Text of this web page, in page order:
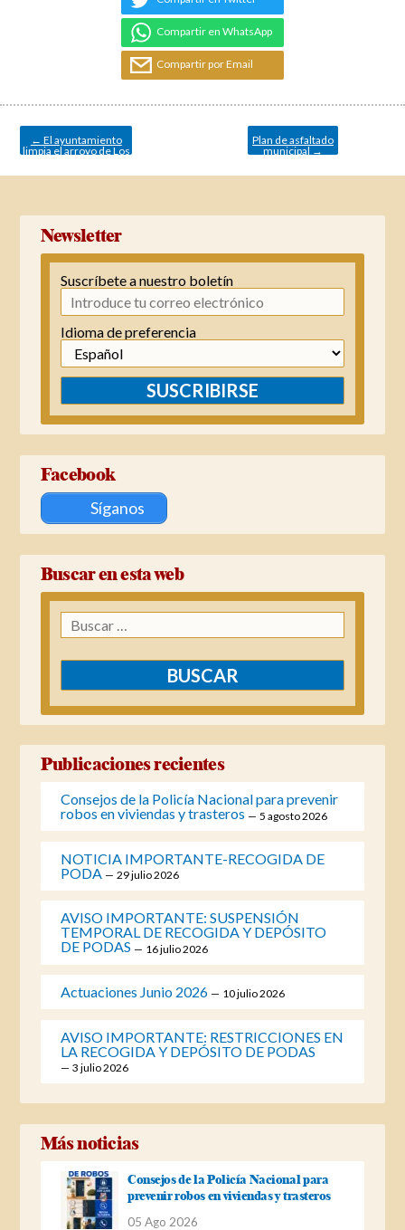
Compartir en WhatsApp
Compartir por Email
Navegación
entradas
← El ayuntamiento
limpia el arroyo de Los
Plan de asfaltado
municipal →
Newsletter
Suscríbete a nuestro boletín
Idioma de preferencia
SUSCRIBIRSE
Facebook
Síganos
Buscar en esta web
Buscar:
Publicaciones recientes
Consejos de la Policía Nacional para prevenir
robos en viviendas y trasteros
5 agosto 2026
NOTICIA IMPORTANTE-RECOGIDA DE
PODA
29 julio 2026
AVISO IMPORTANTE: SUSPENSIÓN
TEMPORAL DE RECOGIDA Y DEPÓSITO
DE PODAS
16 julio 2026
Actuaciones Junio 2026 10 julio 2026
AVISO IMPORTANTE: RESTRICCIONES EN
LA RECOGIDA Y DEPÓSITO DE PODAS
3 julio 2026
Más noticias
Consejos de la Policía Nacional para
prevenir robos en viviendas y trasteros
05 Ago 2026